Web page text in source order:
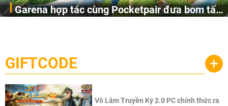
Garena hợp tác cùng Pocketpair đưa bom tấn
cầu, theo giấy phép chính thức từ công ty game Nhật Bản
Pocketpair, Inc.
GIFTCODE +
Võ Lâm Truyền Kỳ 2.0 PC chính thức ra